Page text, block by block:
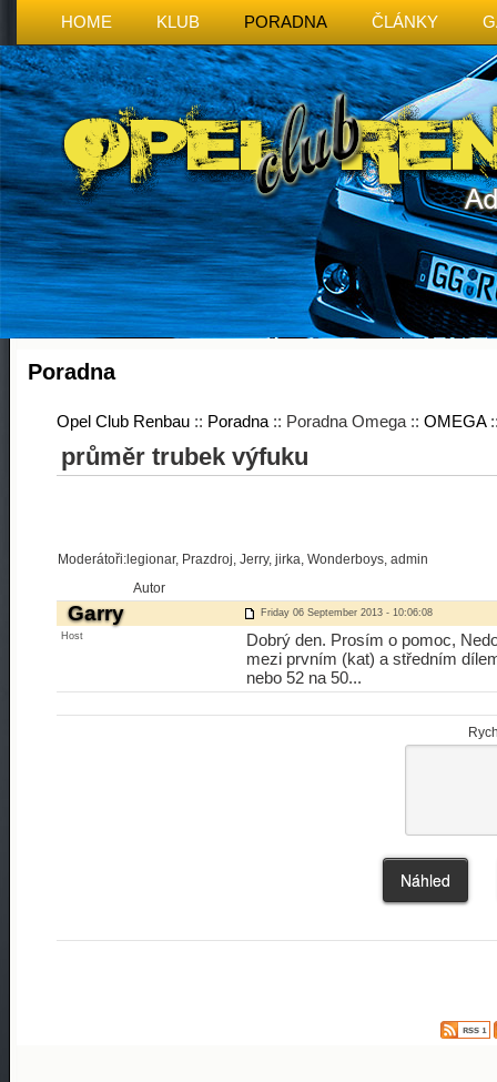
HOME KLUB PORADNA ČLÁNKY
Poradna
Opel Club Renbau :: Poradna :: Poradna Omega :: OMEGA
průměr trubek výfuku
Moderátoři:legionar, Prazdroj, Jerry, jirka, Wonderboys, admin
Autor
Garry Friday 06 September 2013 - 10:06:08
Host
Dobrý den. Prosím o pomoc,
mezi prvním (kat) a středním
nebo 52 na 50...